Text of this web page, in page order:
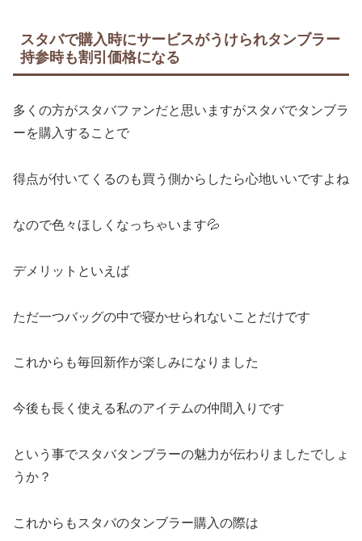
スタバで購入時にサービスがうけられタンブラー
持参時も割引価格になる
多くの方がスタバファンだと思いますがスタバでタンブラ
ーを購入することで
得点が付いてくるのも買う側からしたら心地いいですよね
なので色々ほしくなっちゃいます💦
デメリットといえば
ただ一つバッグの中で寝かせられないことだけです
これからも毎回新作が楽しみになりました
今後も長く使える私のアイテムの仲間入りです
という事でスタバタンブラーの魅力が伝わりましたでしょ
うか？
これからもスタバのタンブラー購入の際は